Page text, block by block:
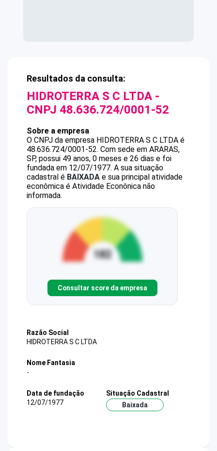
Resultados da consulta:
HIDROTERRA S C LTDA -
CNPJ 48.636.724/0001-52
Sobre a empresa
O CNPJ da empresa HIDROTERRA S C LTDA é
48.636.724/0001-52. Com sede em ARARAS,
SP, possui 49 anos, 0 meses e 26 dias e foi
fundada em 12/07/1977. A sua situação
cadastral é BAIXADA e sua principal atividade
econômica é Atividade Econônica não
informada.
Consultar score da empresa
Razão Social
HIDROTERRA S C LTDA
Nome Fantasia
-
Data de fundação
12/07/1977
Situação Cadastral
Baixada